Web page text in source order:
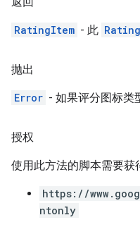
RatingItem - 此
抛出
Error - 如果评分图标类
授权
使用此方法的脚本需要获
https://
ntonly